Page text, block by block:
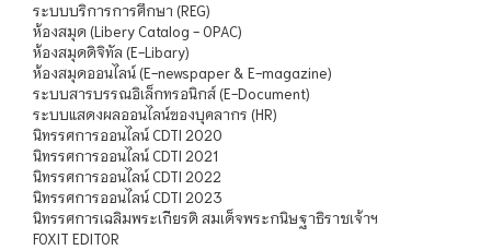
ระบบบริการการศึกษา (REG)
ห้องสมุด (Libery Catalog - OPAC)
ห้องสมุดดิจิทัล (E-Libary)
ห้องสมุดออนไลน์ (E-newspaper & E-magazine)
ระบบสารบรรณอิเล็กทรอนิกส์ (E-Document)
ระบบแสดงผลออนไลน์ของบุคลากร (HR)
นิทรรศการออนไลน์ CDTI 2020
นิทรรศการออนไลน์ CDTI 2021
นิทรรศการออนไลน์ CDTI 2022
นิทรรศการออนไลน์ CDTI 2023
นิทรรศการเฉลิมพระเกียรติ สมเด็จพระกนิษฐาธิราชเจ้าฯ
FOXIT EDITOR